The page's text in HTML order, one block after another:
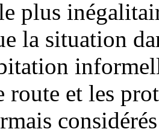
plus
la situation
route et les